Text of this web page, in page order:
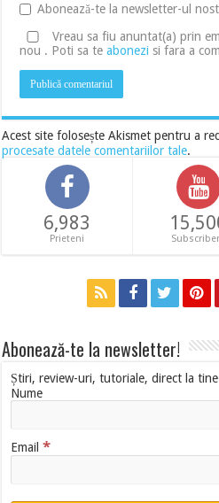
Abonează-te la newsletter-ul
Vreau sa fiu anuntat(a) prin
nou . Poti sa teabonezi si fara a
Acest site folosește Akismet pentru a
procesate datele comentariilor tale.
6,983
Prieteni
Abonează-te la newsletter!
Știri, review-uri, tutoriale, direct la
Nume
Email*